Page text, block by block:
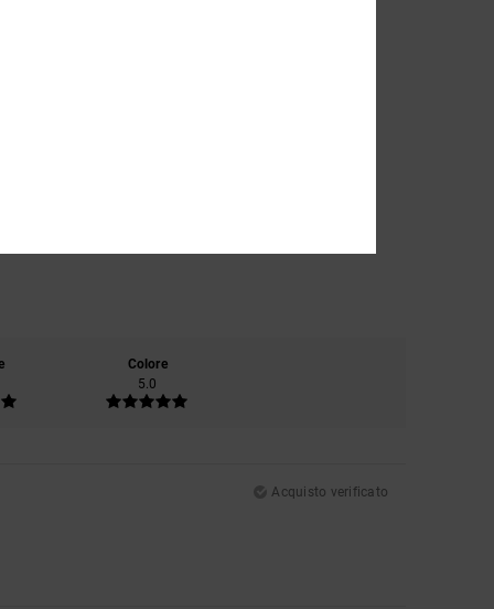
Colore
5.0
Acquisto verificato